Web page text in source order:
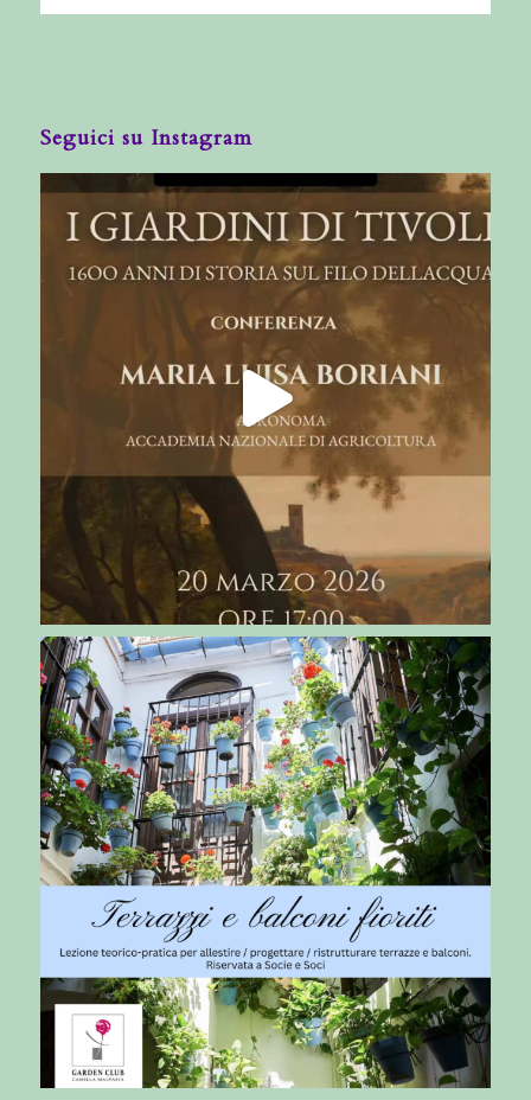
Seguici su Instagram